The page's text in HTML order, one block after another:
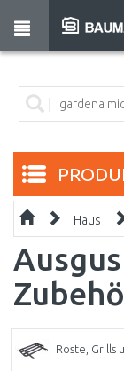
Haus
Roste, Grills